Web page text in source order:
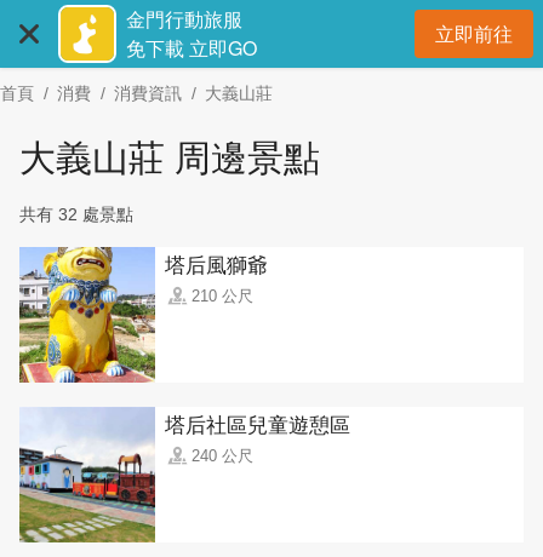
主
要
金門行動旅服
免下載 立即GO
立即前往開
首頁 消費 消費資訊 大義山莊
大義山莊 周邊景點
共有 32 處景點
塔后風獅爺
210 公尺
塔后社區兒童遊憩區
240 公尺